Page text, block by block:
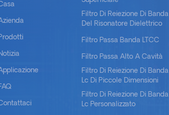
Filtro Di Reiezione Di Banda
Del Risonatore Dielettrico
Filtro Passa Banda LTCC
Filtro Passa Alto A Cavità
Filtro Di Reiezione Di Banda
Lc Di Piccole Dimensioni
Filtro Di Reiezione Di Banda
Lc Personalizzato